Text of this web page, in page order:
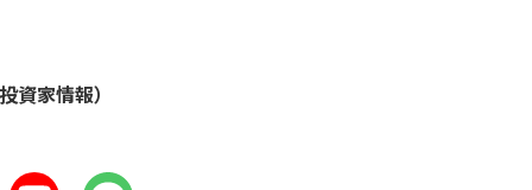
資家情報）